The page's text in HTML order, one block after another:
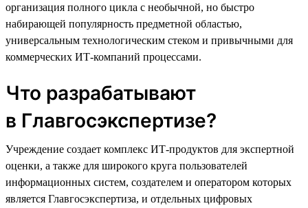
организация полного цикла с необычной, но быстро
набирающей популярность предметной областью,
универсальным технологическим стеком и привычными для
коммерческих ИТ-компаний процессами.
Что разрабатывают
в Главгосэкспертизе?
Учреждение создает комплекс ИТ-продуктов для экспертной
оценки, а также для широкого круга пользователей
информационных систем, создателем и оператором которых
является Главгосэкспертиза, и отдельных цифровых